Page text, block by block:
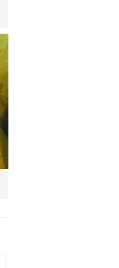
塊？
今日亞洲
暗語引流？午夜直播
亂象
法治在線
“AI雙星”上空有何新本
領？
共同關注
財有道